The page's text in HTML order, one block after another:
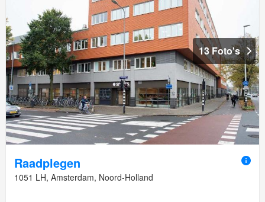
13 Foto's
Raadplegen
1051 LH, Amsterdam, Noord-Holland